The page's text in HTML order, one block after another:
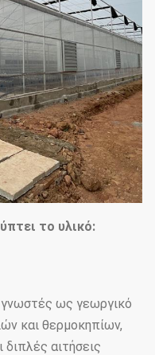
το υλικό:
γνωστές ως γεωργικό
και θερμοκηπίων,
διπλές αιτήσεις